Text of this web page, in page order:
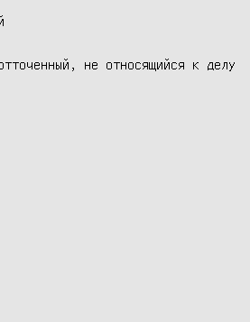
не относящийся к делу